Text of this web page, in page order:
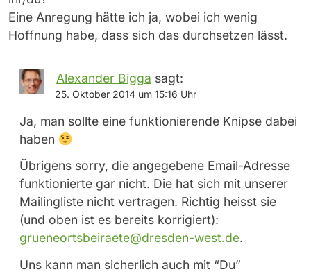
Eine Anregung hätte ich ja, wobei ich wenig
Hoffnung habe, dass sich das durchsetzen lässt.
Alexander Bigga sagt:
25. Oktober 2014 um 15:16 Uhr
Ja, man sollte eine funktionierende Knipse dabei
haben
Übrigens sorry, die angegebene Email-Adresse
funktionierte gar nicht. Die hat sich mit unserer
Mailingliste nicht vertragen. Richtig heisst sie
(und oben ist es bereits korrigiert):
grueneortsbeiraete@dresden-west.de.
Uns kann man sicherlich auch mit “Du”